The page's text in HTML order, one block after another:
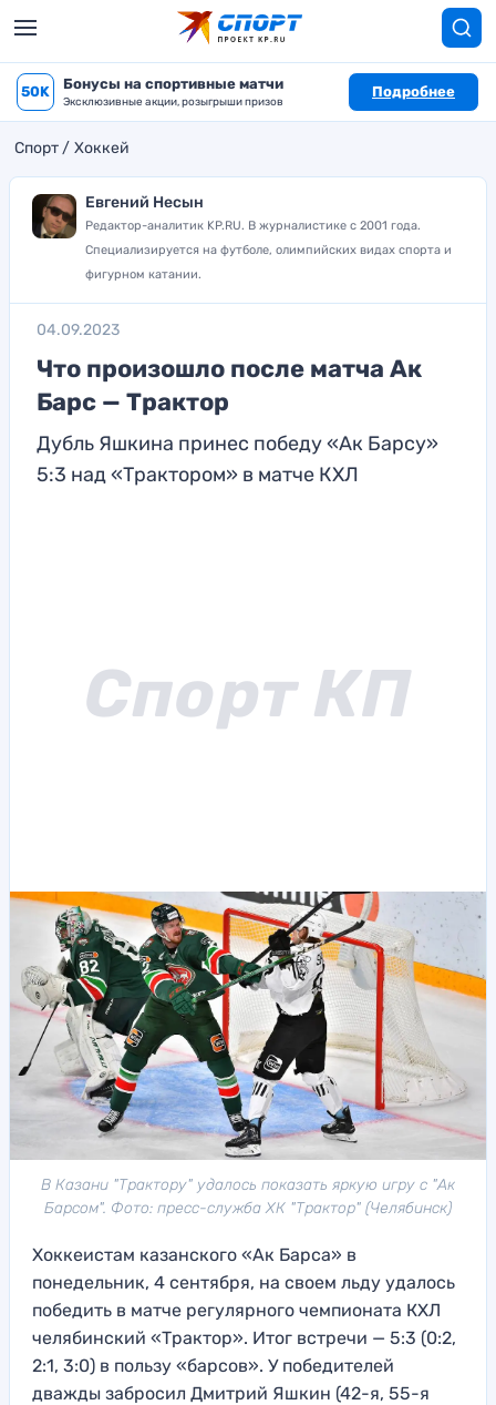
50K Бонусы на спортивные матчи
Эксклюзивные акции, розыгрыши призов
Подробнее
Спорт Хоккей
Евгений Несын
Редактор-аналитик KP.RU. В журналистике с 2001 года.
Специализируется на футболе, олимпийских видах спорта и
фигурном катании.
04.09.2023
Что произошло после матча Ак
Барс — Трактор
Дубль Яшкина принес победу «Ак Барсу»
5:3 над «Трактором» в матче КХЛ
В Казани "Трактору" удалось показать яркую игру с "Ак
Барсом". Фото: пресс-служба ХК "Трактор" (Челябинск)
Хоккеистам казанского «Ак Барса» в
понедельник, 4 сентября, на своем льду удалось
победить в матче регулярного чемпионата КХЛ
челябинский «Трактор». Итог встречи — 5:3 (0:2,
2:1, 3:0) в пользу «барсов». У победителей
дважды забросил Дмитрий Яшкин (42-я, 55-я